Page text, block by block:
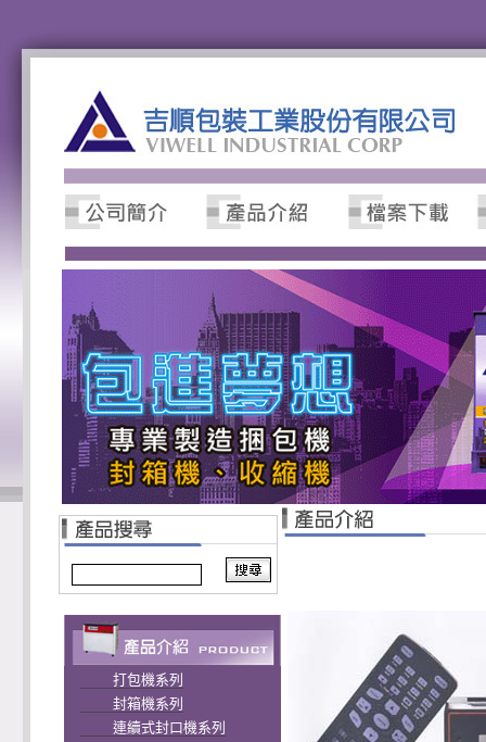
打包機系列
封箱機系列
連續式封口機系列